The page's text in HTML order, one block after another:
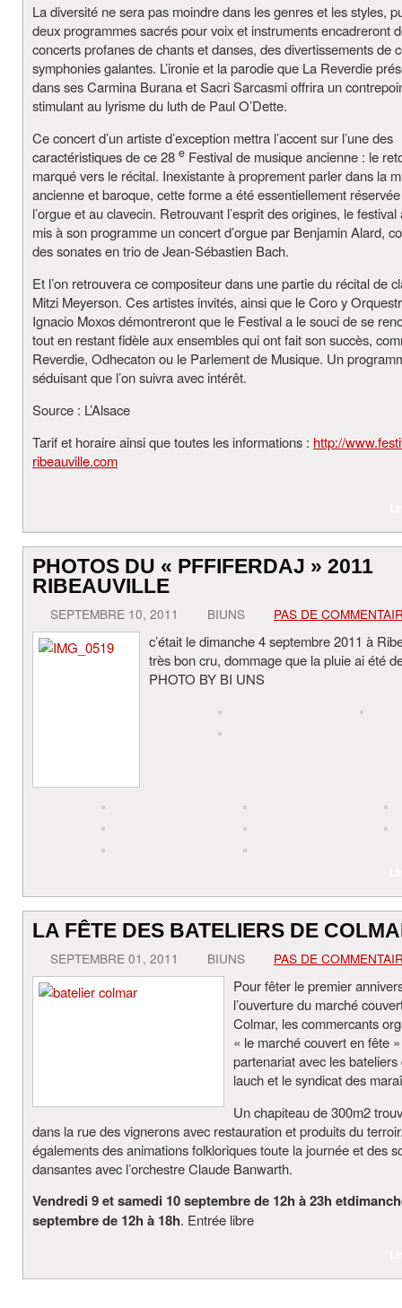
La diversité ne sera pas moindre dans les genres et les styles,
deux programmes sacrés pour voix et instruments encadreront
concerts profanes de chants et danses, des divertissements de
symphonies galantes. L’ironie et la parodie que La Reverdie
dans ses Carmina Burana et Sacri Sarcasmi offrira un
stimulant au lyrisme du luth de Paul O’Dette.
Ce concert d’un artiste d’exception mettra l’accent sur l’une des
caractéristiques de ce 28 e Festival de musique ancienne : le
marqué vers le récital. Inexistante à proprement parler dans la
ancienne et baroque, cette forme a été essentiellement
l’orgue et au clavecin. Retrouvant l’esprit des origines, le festival
mis à son programme un concert d’orgue par Benjamin Alard,
des sonates en trio de Jean-Sébastien Bach.
Et l’on retrouvera ce compositeur dans une partie du récital de
Mitzi Meyerson. Ces artistes invités, ainsi que le Coro y
Ignacio Moxos démontreront que le Festival a le souci de se
tout en restant fidèle aux ensembles qui ont fait son succès,
Reverdie, Odhecaton ou le Parlement de Musique. Un
séduisant que l’on suivra avec intérêt.
Source : L’Alsace
Tarif et horaire ainsi que toutes les informations : http://
ribeauville.com
PHOTOS DU « PFFIFERDAJ » 2011
RIBEAUVILLE
SEPTEMBRE 10, 2011 BIUNS PAS DE
c’était le dimanche 4 septembre 2011 à
très bon cru, dommage que la pluie ai été
PHOTO BY BI UNS
LA FÊTE DES BATELIERS DE
SEPTEMBRE 01, 2011 BIUNS PAS DE
Pour fêter le premier
l’ouverture du marché
Colmar, les commercants
« le marché couvert en fête
partenariat avec les bateliers
lauch et le syndicat des
Un chapiteau de 300m2
dans la rue des vignerons avec restauration et produits du
égalements des animations folkloriques toute la journée et des
dansantes avec l’orchestre Claude Banwarth.
Vendredi 9 et samedi 10 septembre de 12h à 23h
septembre de 12h à 18h. Entrée libre